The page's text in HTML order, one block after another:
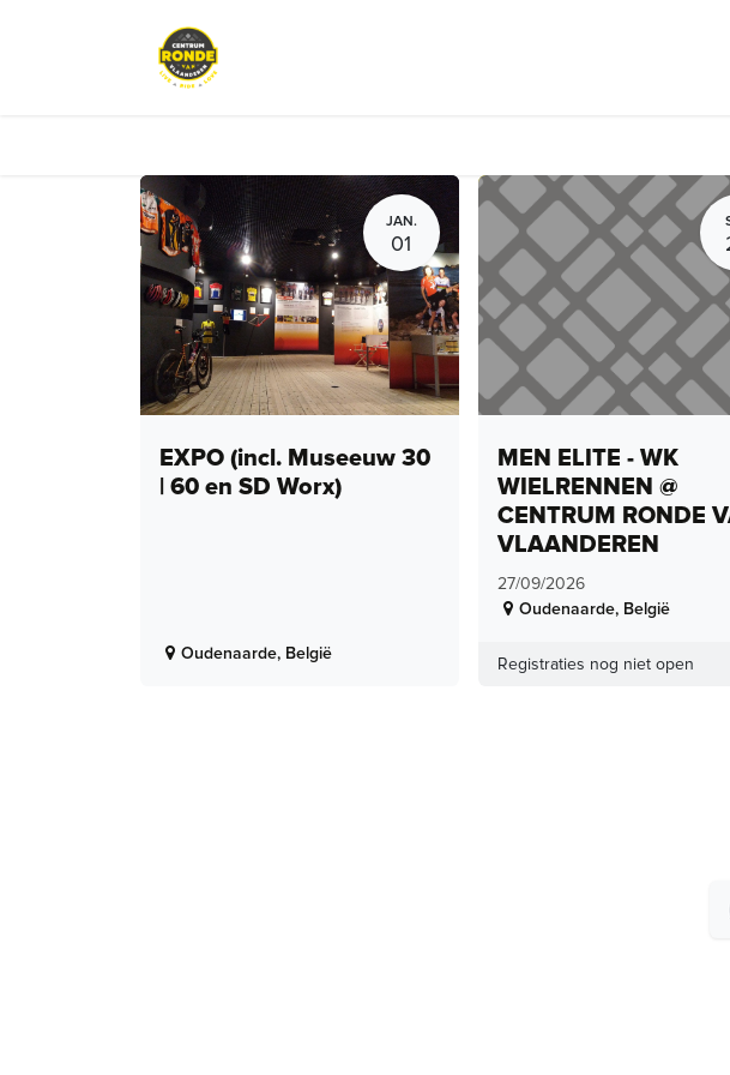
JAN.
01
EXPO (incl. Museeuw 30
| 60 en SD Worx)
Oudenaarde, België
MEN ELITE - WK
WIELRENNEN @
CENTRUM RONDE
VLAANDEREN
27/09/2026
Oudenaarde, België
Registraties nog niet open